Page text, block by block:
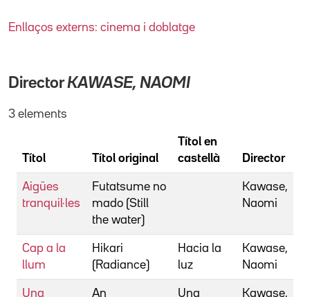
Enllaços externs: cinema i doblatge
DirectorKAWASE, NAOMI
3 elements
Títol Títol original
Títol en
castellà
Director
Aigües
tranquil·les
Futatsume no
mado (Still
the water)
Kawase,
Naomi
Cap a la
llum
Hikari
(Radiance)
Hacia la
luz
Kawase,
Naomi
Una An Una Kawase,